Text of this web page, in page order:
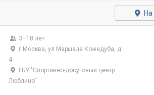
На
3–18 лет
г Москва, ул Маршала Кожедуба, д
4
ГБУ "Спортивно-досуговый центр
Люблино"